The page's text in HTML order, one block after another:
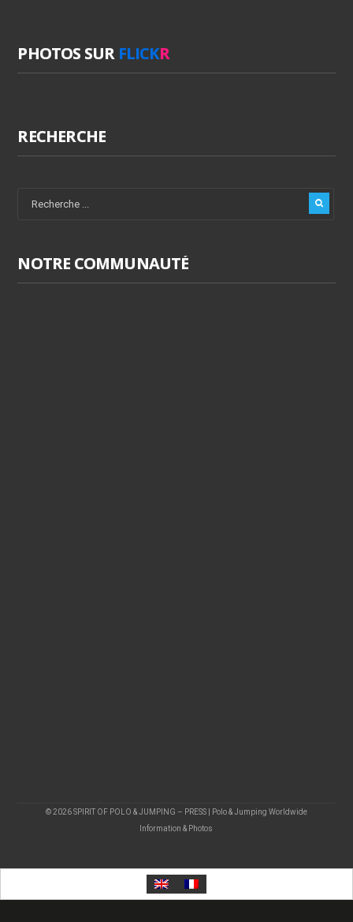
PHOTOS SUR FLICKR
RECHERCHE
NOTRE COMMUNAUTÉ
© 2026 SPIRIT OF POLO & JUMPING – PRESS | Polo & Jumping Worldwide
Information & Photos